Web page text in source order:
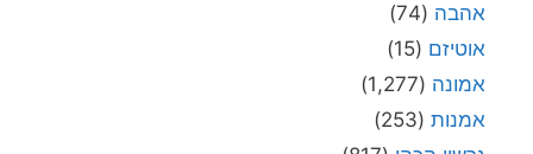
אהבה (74)
אוטיזם (15)
אמונה (1,277)
אמנות (253)